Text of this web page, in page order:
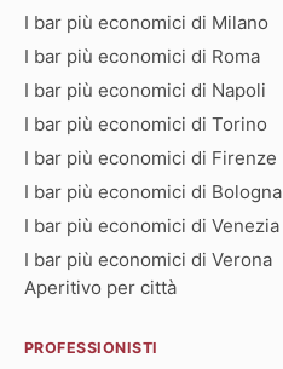
I bar più economici di Milano
I bar più economici di Roma
I bar più economici di Napoli
I bar più economici di Torino
I bar più economici di Firenze
I bar più economici di Bologna
I bar più economici di Venezia
I bar più economici di Verona
Aperitivo per città
PROFESSIONISTI